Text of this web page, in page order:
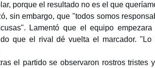
porque el resultado no es el que
sin embargo, que "todos somos
Lamentó que el equipo
que el rival dé vuelta el marcador.
el partido se observaron rostros